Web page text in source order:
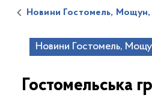
Новини Гостомель, Мощун,
Новини Гостомель,
Гостомельська